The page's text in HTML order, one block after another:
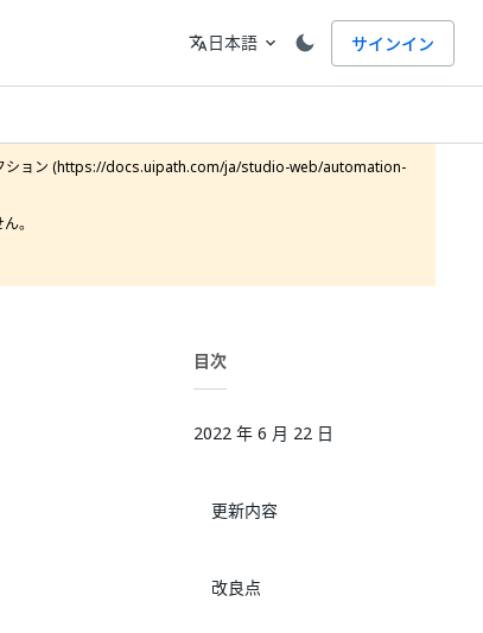
言語
translate日本語 expand_more サインイン
ション (https://docs.uipath.com/ja/studio-web/automation-
。
目次
2022 年 6 月 22 日
更新内容
改良点